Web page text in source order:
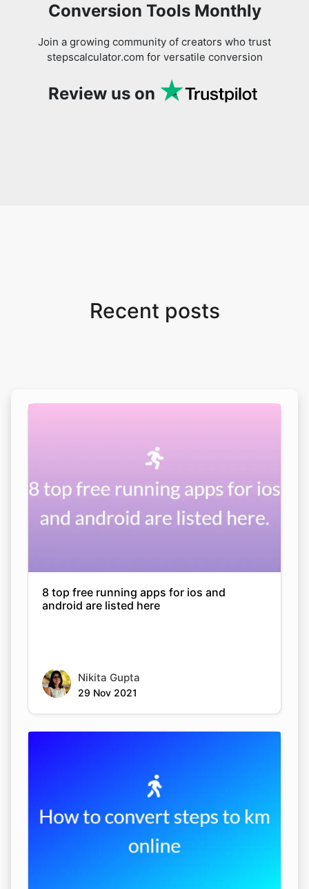
Conversion Tools Monthly
Join a growing community of creators who trust
stepscalculator.com for versatile conversion
Review us on
Recent posts
8 top free running apps for ios and
android are listed here
Nikita Gupta
29 Nov 2021